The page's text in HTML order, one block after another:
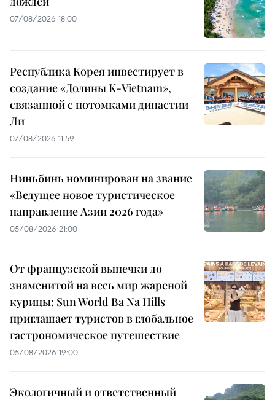
07/08/2026 18:00
Республика Корея инвестирует в
создание «Долины K-Vietnam»,
связанной с потомками династии
Ли
07/08/2026 11:59
Ниньбинь номинирован на звание
«Ведущее новое туристическое
направление Азии 2026 года»
05/08/2026 21:00
От французской выпечки до
знаменитой на весь мир жареной
курицы: Sun World Ba Na Hills
приглашает туристов в глобальное
гастрономическое путешествие
05/08/2026 19:00
Экологичный и ответственный